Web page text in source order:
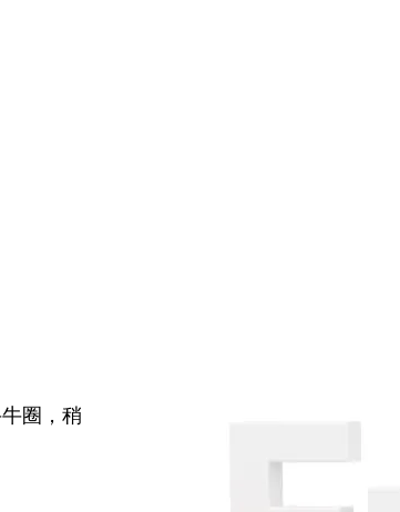
圈，稍